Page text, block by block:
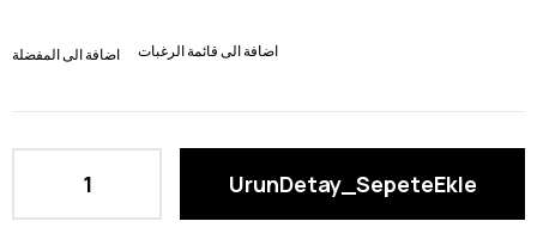
اضافة الى المفضلة اضافة الى قائمة الرغبات